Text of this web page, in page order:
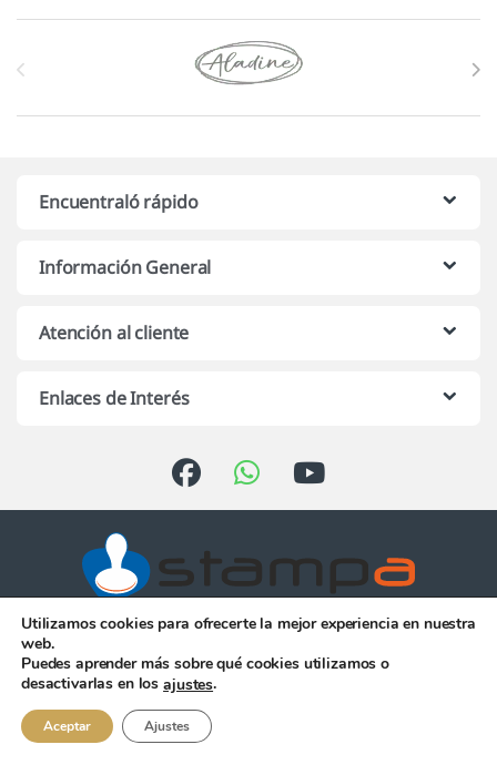
Marcas De Carrusel
Encuentraló rápido
Información General
Atención al cliente
Enlaces de Interés
Atención telefónica de 10:00 h.
a 13:00 h. de Lunes a Viernes
956 344 058
Utilizamos cookies para ofrecerte la mejor experiencia en nuestra
web.
Puedes aprender más sobre qué cookies utilizamos o
desactivarlas en losajustes.
Aceptar Ajustes